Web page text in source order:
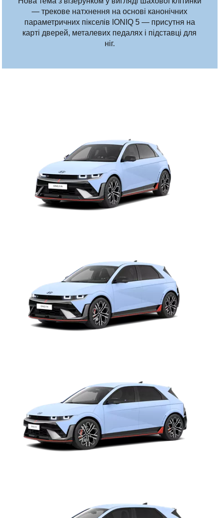
— трекове натхнення на основі канонічних
параметричних пікселів IONIQ 5 — присутня на
карті дверей, металевих педалях і підставці для
ніг.